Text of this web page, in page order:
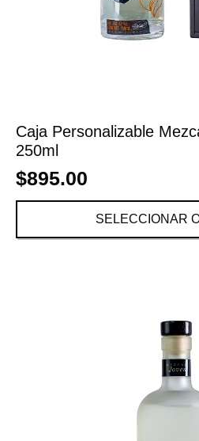
Caja Personalizable
250ml
$895.00
SELECCIONAR